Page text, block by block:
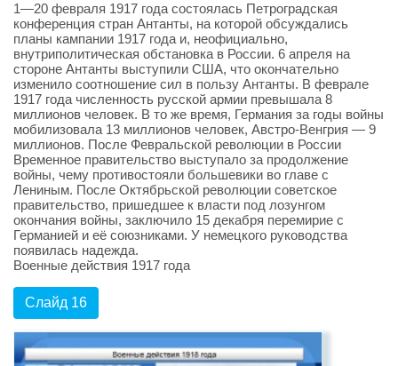
1—20 февраля 1917 года состоялась Петроградская
конференция стран Антанты, на которой обсуждались
планы кампании 1917 года и, неофициально,
внутриполитическая обстановка в России. 6 апреля на
стороне Антанты выступили США, что окончательно
изменило соотношение сил в пользу Антанты. В феврале
1917 года численность русской армии превышала 8
миллионов человек. В то же время, Германия за годы войны
мобилизовала 13 миллионов человек, Австро-Венгрия — 9
миллионов. После Февральской революции в России
Временное правительство выступало за продолжение
войны, чему противостояли большевики во главе с
Лениным. После Октябрьской революции советское
правительство, пришедшее к власти под лозунгом
окончания войны, заключило 15 декабря перемирие с
Германией и её союзниками. У немецкого руководства
появилась надежда.
Военные действия 1917 года
Слайд 16